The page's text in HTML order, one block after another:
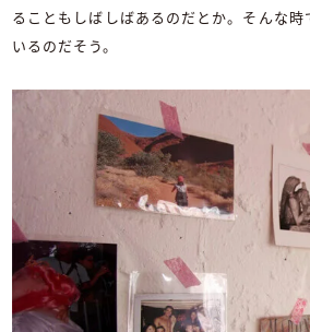
ることもしばしばあるのだとか。そんな
いるのだそう。